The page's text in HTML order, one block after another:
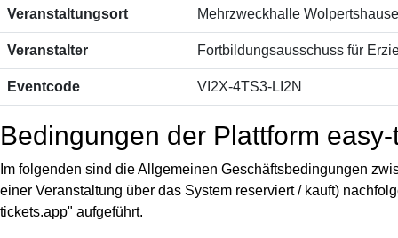
Veranstaltungsort Mehrzweckhalle
Veranstalter Fortbildungsausschuss für
Eventcode VI2X-4TS3-LI2N
Bedingungen der Plattform
Im folgenden sind die Allgemeinen Geschäftsbedingungen
einer Veranstaltung über das System reserviert / kauft)
tickets.app" aufgeführt.